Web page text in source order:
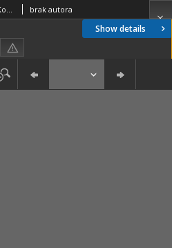
Show details
Wola. Pismo Międzyzakładowego Komitetu Koordynacyjnego, nr 25(191) brak autora